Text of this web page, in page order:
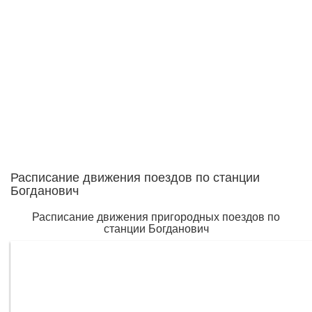
Расписание движения поездов по станции
Богданович
Расписание движения пригородных поездов по
станции Богданович